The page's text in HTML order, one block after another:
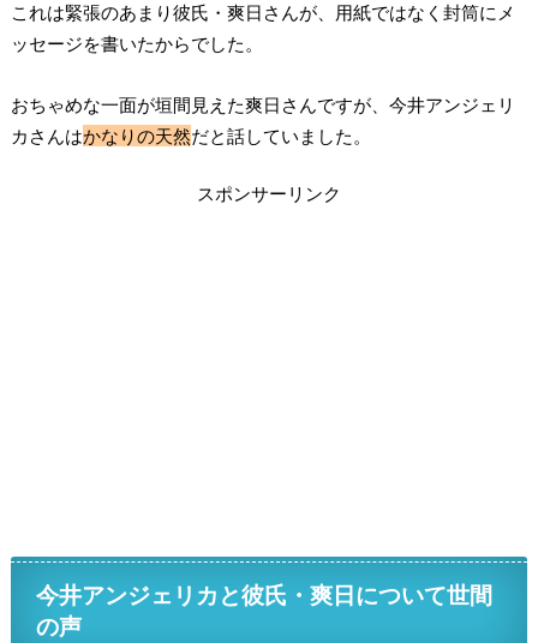
これは緊張のあまり彼氏・爽日さんが、用紙ではなく封筒にメ
ッセージを書いたからでした。
おちゃめな一面が垣間見えた爽日さんですが、今井アンジェリ
カさんはかなりの天然だと話していました。
スポンサーリンク
今井アンジェリカと彼氏・爽日について世間
の声